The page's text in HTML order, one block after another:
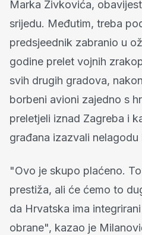
Marka Živkovića,
srijedu. Međutim, treba
predsjeednik zabranio u
godine prelet vojnih
svih drugih gradova,
borbeni avioni zajedno s
preletjeli iznad Zagreba i
građana izazvali nelagodu
"Ovo je skupo plaćeno.
prestiža, ali će ćemo to
da Hrvatska ima
obrane", kazao je